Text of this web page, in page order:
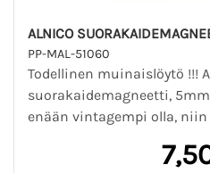
ALNICO
PP-MAL-51060
Todellinen muinaislöytö !!!
suorakaidemagneetti,
enään vintagempi olla,